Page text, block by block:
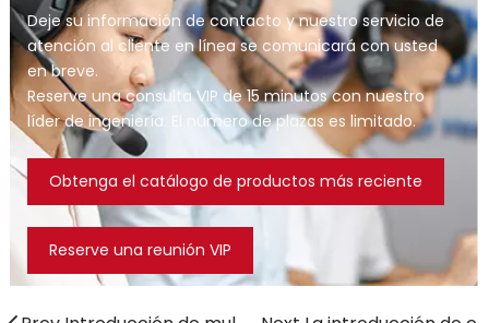
Deje su información de contacto y nuestro servicio de
atención al cliente en línea se comunicará con usted
en breve.
Reserve una consulta VIP de 15 minutos con nuestro
líder de ingeniería. El número de plazas es limitado.
Obtenga el catálogo de productos más reciente
Reserve una reunión VIP